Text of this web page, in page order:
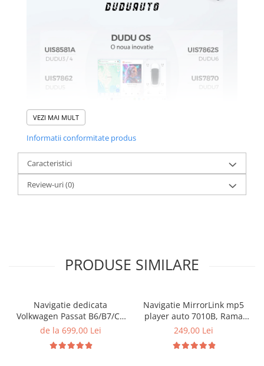
VEZI MAI MULT
Informatii conformitate produs
Caracteristici
Review-uri(0)
PRODUSE SIMILARE
Navigatie dedicata
Volkwagen Passat B6/B7/CC
Gri, 4GB RAM 64GB ROM,
Display QLED 10", DSP,
de la 699,00 Lei
Navigatie MirrorLink mp5
player auto 7010B, Rama
2Din, Suporti prindere,
night-vision, Bluetooth,
249,00 Lei